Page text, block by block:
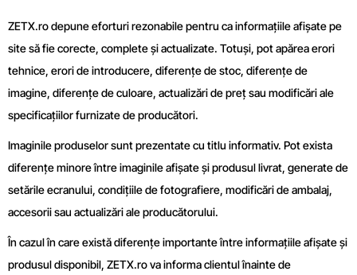
ZETX.ro depune eforturi rezonabile pentru ca informațiile afișate pe
site să fie corecte, complete și actualizate. Totuși, pot apărea erori
tehnice, erori de introducere, diferențe de stoc, diferențe de
imagine, diferențe de culoare, actualizări de preț sau modificări ale
specificațiilor furnizate de producători.
Imaginile produselor sunt prezentate cu titlu informativ. Pot exista
diferențe minore între imaginile afișate și produsul livrat, generate de
setările ecranului, condițiile de fotografiere, modificări de ambalaj,
accesorii sau actualizări ale producătorului.
În cazul în care există diferențe importante între informațiile afișate și
produsul disponibil, ZETX.ro va informa clientul înainte de